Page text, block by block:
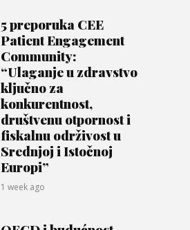
5 preporuka CEE
Patient Engagement
Community:
“Ulaganje u zdravstvo
ključno za
konkurentnost,
društvenu otpornost i
fiskalnu održivost u
Srednjoj i Istočnoj
Europi”
1 week ago